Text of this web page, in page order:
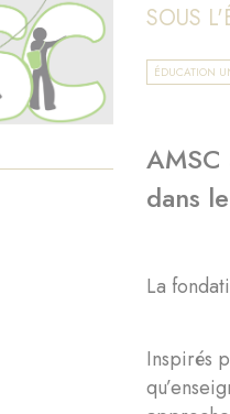
SOUS
ÉDUCATION
dans
La
Inspirés